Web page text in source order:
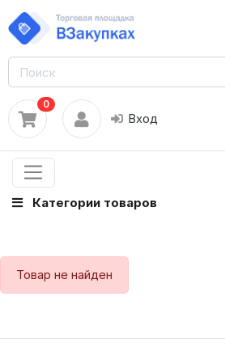
0
Вход
Категории товаров
Товар не найден